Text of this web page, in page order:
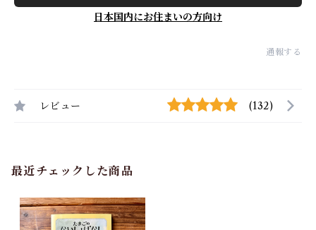
日本国内にお住まいの方向け
通報する
レビュー (132)
最近チェックした商品